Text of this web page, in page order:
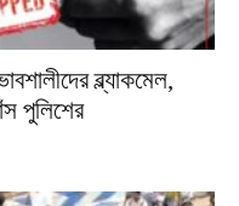
ব্ল্যাকমেল,
পুলিশের